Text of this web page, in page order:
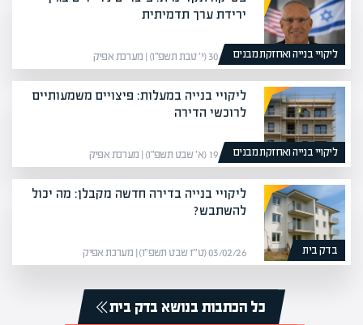
ליקויי בנייה ואחזקת מבנים
ירידת ערך תדמיתית
30/12/25 (י׳ טבת תשפ״ו) | מערכת אפיק
ליקויי בנייה ואחזקת מבנים
ליקויי בנייה במעלות: פיצויים משמעותיים
לרוכשי הדירה
19/01/26 (א׳ שבט תשפ״ו) | מערכת אפיק
בדק בית
ליקויי בנייה בדירה חדשה מקבלן: מה יכול
להשתבש?
03/02/26 (ט״ז שבט תשפ״ו) | מערכת אפיק
כל הכתבות בנושא בדק בית